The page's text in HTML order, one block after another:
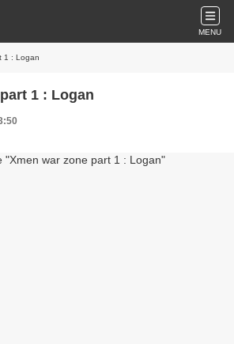
MENU
1 : Logan
1 : Logan